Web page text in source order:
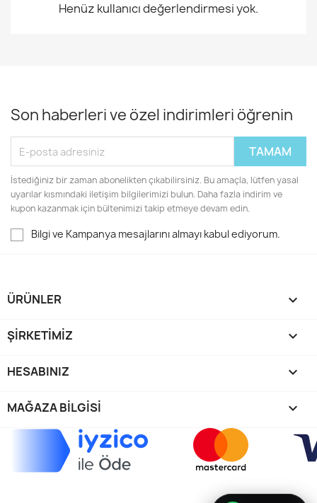
Henüz kullanıcı değerlendirmesi yok.
Son haberleri ve özel indirimleri öğrenin
İstediğiniz bir zaman abonelikten çıkabilirsiniz. Bu amaçla, lütfen yasal
uyarılar kısmındaki iletişim bilgilerimizi bulun. Daha fazla indirim ve
kupon kazanmak için bültenimizi takip etmeye devam edin.
Bilgi ve Kampanya mesajlarını almayı kabul ediyorum.
ÜRÜNLER 
ŞIRKETIMIZ 
HESABINIZ 
MAĞAZA BILGISI keyboard_arrow_down